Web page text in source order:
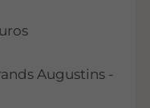
Augustins -